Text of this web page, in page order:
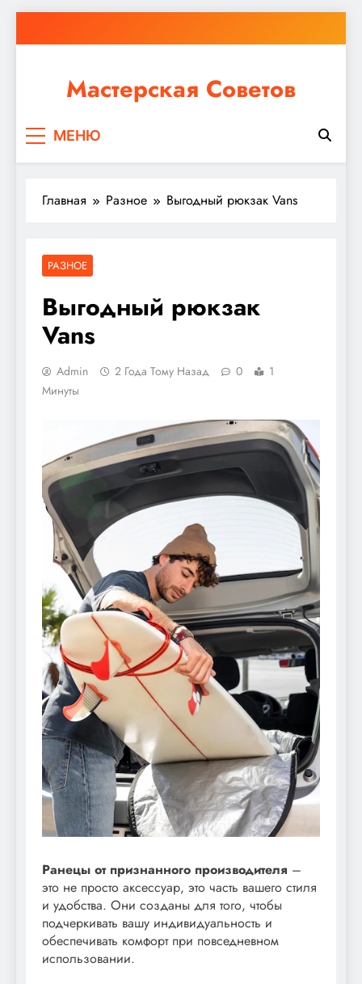
к
Мастерская Советов
ремонт или крупное строительство, в Мастерской
МЕНЮ
Главная Разное Выгодный рюкзак Vans
РАЗНОЕ
Выгодный рюкзак
Vans
Admin 2 Года Тому Назад 0
1
Минуты
Ранецы от признанного производителя –
это не просто аксессуар, это часть вашего стиля
и удобства. Они созданы для того, чтобы
подчеркивать вашу индивидуальность и
обеспечивать комфорт при повседневном
использовании.